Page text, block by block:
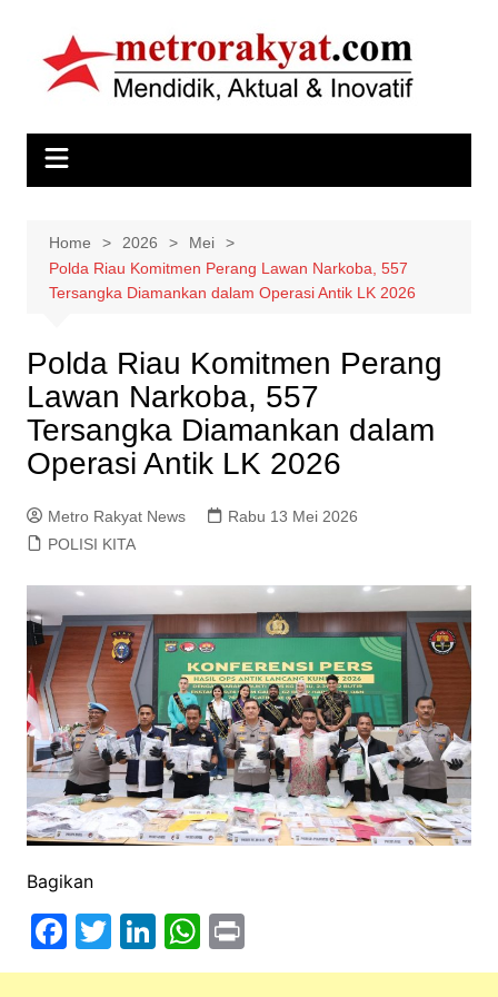
content
Home 2026
Mei
Polda Riau Komitmen Perang Lawan Narkoba, 557
Tersangka Diamankan dalam Operasi Antik LK 2026
Polda Riau Komitmen Perang
Lawan Narkoba, 557
Tersangka Diamankan dalam
Operasi Antik LK 2026
Metro Rakyat News
Rabu 13 Mei 2026
POLISI KITA
Bagikan
F
a
T
w
Li
n
W
h
Pr
in